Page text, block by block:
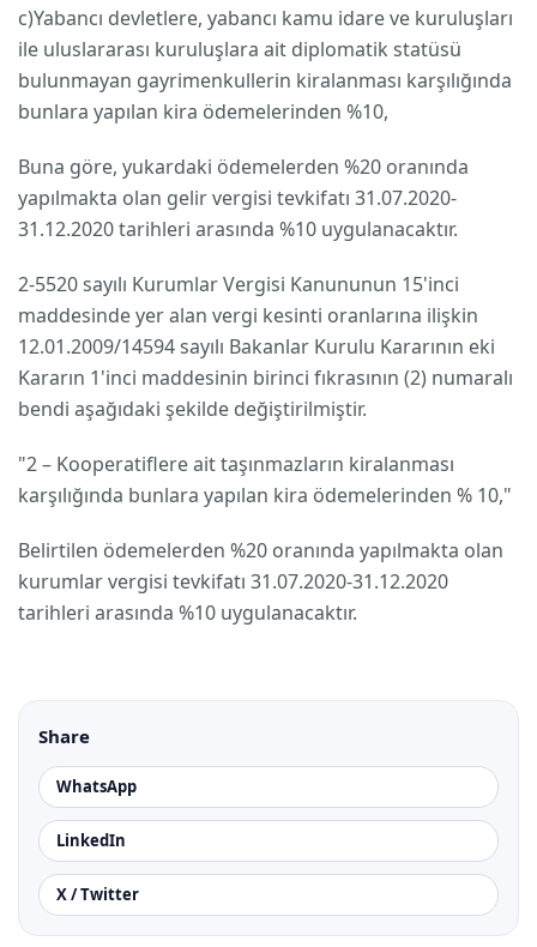
c)Yabancı devletlere, yabancı kamu idare ve kuruluşları
ile uluslararası kuruluşlara ait diplomatik statüsü
bulunmayan gayrimenkullerin kiralanması karşılığında
bunlara yapılan kira ödemelerinden %10,
Buna göre, yukardaki ödemelerden %20 oranında
yapılmakta olan gelir vergisi tevkifatı 31.07.2020-
31.12.2020 tarihleri arasında %10 uygulanacaktır.
2-5520 sayılı Kurumlar Vergisi Kanununun 15'inci
maddesinde yer alan vergi kesinti oranlarına ilişkin
12.01.2009/14594 sayılı Bakanlar Kurulu Kararının eki
Kararın 1'inci maddesinin birinci fıkrasının (2) numaralı
bendi aşağıdaki şekilde değiştirilmiştir.
"2 – Kooperatiflere ait taşınmazların kiralanması
karşılığında bunlara yapılan kira ödemelerinden % 10,"
Belirtilen ödemelerden %20 oranında yapılmakta olan
kurumlar vergisi tevkifatı 31.07.2020-31.12.2020
tarihleri arasında %10 uygulanacaktır.
Share
WhatsApp
LinkedIn
X / Twitter